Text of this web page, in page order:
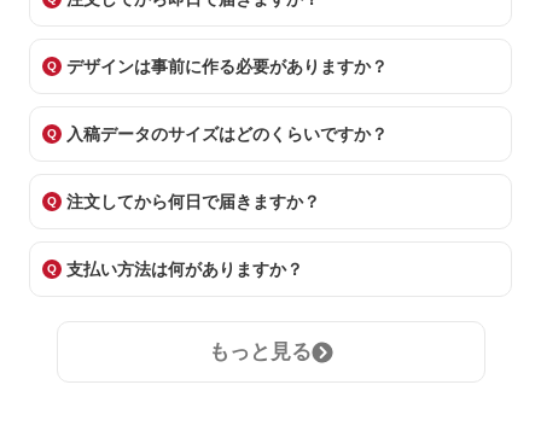
デザインは事前に作る必要がありますか？
入稿データのサイズはどのくらいですか？
注文してから何日で届きますか？
支払い方法は何がありますか？
もっと見る